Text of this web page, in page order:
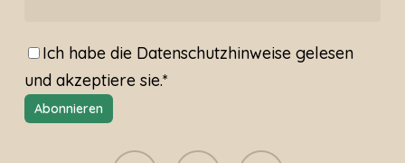
Ich habe die Datenschutzhinweisegelesen
und akzeptiere sie.*